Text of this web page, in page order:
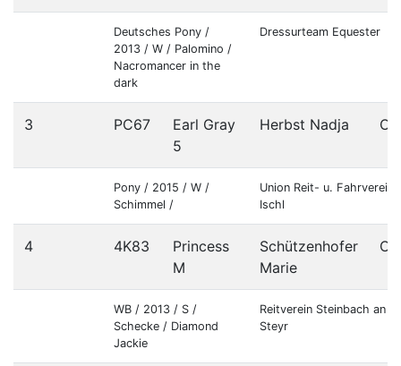
Deutsches Pony /
2013 / W / Palomino /
Nacromancer in the
dark
Dressurteam Equester
3 PC67
Earl Gray
5
Herbst Nadja OÖ
Pony / 2015 / W /
Schimmel /
Union Reit- u. Fahrverein
Ischl
4 4K83
Princess
M
Schützenhofer
Marie
OÖ
WB / 2013 / S /
Schecke / Diamond
Jackie
Reitverein Steinbach an
Steyr